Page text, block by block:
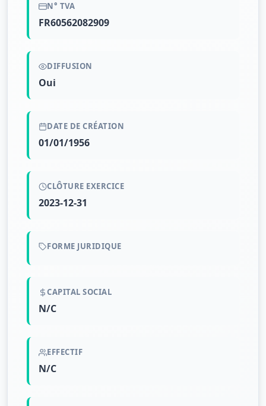
N° TVA
FR60562082909
DIFFUSION
Oui
DATE DE CRÉATION
01/01/1956
CLÔTURE EXERCICE
2023-12-31
FORME JURIDIQUE
CAPITAL SOCIAL
N/C
EFFECTIF
N/C